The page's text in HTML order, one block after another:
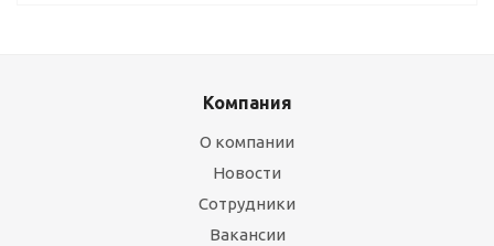
Компания
О компании
Новости
Сотрудники
Вакансии